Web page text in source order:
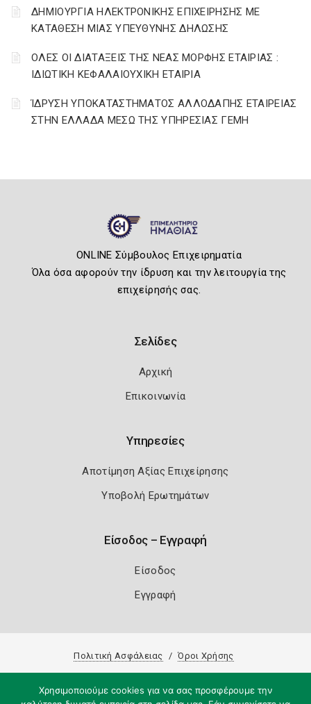
ΔΗΜΙΟΥΡΓΙΑ ΗΛΕΚΤΡΟΝΙΚΗΣ ΕΠΙΧΕΙΡΗΣΗΣ ΜΕ
ΚΑΤΑΘΕΣΗ ΜΙΑΣ ΥΠΕΥΘΥΝΗΣ ΔΗΛΩΣΗΣ
ΟΛΕΣ ΟΙ ΔΙΑΤΑΞΕΙΣ ΤΗΣ ΝΕΑΣ ΜΟΡΦΗΣ ΕΤΑΙΡΙΑΣ :
ΙΔΙΩΤΙΚΗ ΚΕΦΑΛΑΙΟΥΧΙΚΗ ΕΤΑΙΡΙΑ
ΊΔΡΥΣΗ ΥΠΟΚΑΤΑΣΤΗΜΑΤΟΣ ΑΛΛΟΔΑΠΗΣ ΕΤΑΙΡΕΙΑΣ
ΣΤΗΝ ΕΛΛΑΔΑ ΜΕΣΩ ΤΗΣ ΥΠΗΡΕΣΙΑΣ ΓΕΜΗ
ONLINE Σύμβουλος Επιχειρηματία
Όλα όσα αφορούν την ίδρυση και την λειτουργία της
επιχείρησής σας.
Σελίδες
Αρχική
Επικοινωνία
Υπηρεσίες
Αποτίμηση Αξίας Επιχείρησης
Υποβολή Ερωτημάτων
Είσοδος – Εγγραφή
Είσοδος
Εγγραφή
Πολιτική Ασφάλειας Όροι Χρήσης
Χρησιμοποιούμε cookies για να σας προσφέρουμε την